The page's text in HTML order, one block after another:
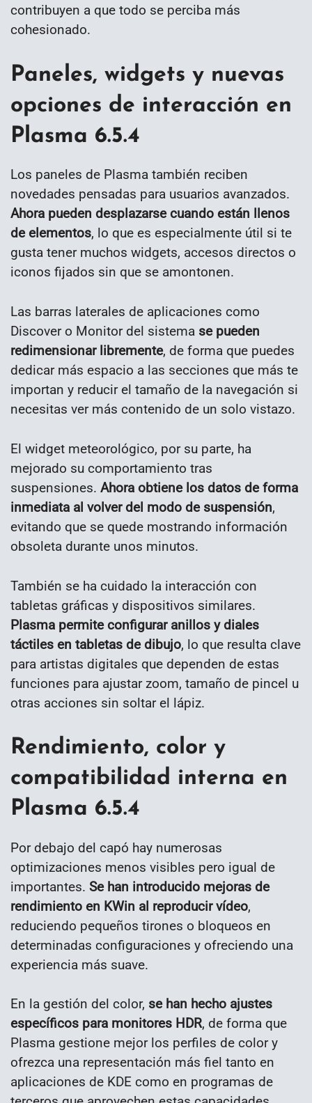
contribuyen a que todo se perciba más
cohesionado.
Paneles, widgets y nuevas
opciones de interacción en
Plasma 6.5.4
Los paneles de Plasma también reciben
novedades pensadas para usuarios avanzados.
Ahora pueden desplazarse cuando están llenos
de elementos, lo que es especialmente útil si te
gusta tener muchos widgets, accesos directos o
iconos fijados sin que se amontonen.
Las barras laterales de aplicaciones como
Discover o Monitor del sistema se pueden
redimensionar libremente, de forma que puedes
dedicar más espacio a las secciones que más te
importan y reducir el tamaño de la navegación si
necesitas ver más contenido de un solo vistazo.
El widget meteorológico, por su parte, ha
mejorado su comportamiento tras
suspensiones. Ahora obtiene los datos de forma
inmediata al volver del modo de suspensión,
evitando que se quede mostrando información
obsoleta durante unos minutos.
También se ha cuidado la interacción con
tabletas gráficas y dispositivos similares.
Plasma permite configurar anillos y diales
táctiles en tabletas de dibujo, lo que resulta clave
para artistas digitales que dependen de estas
funciones para ajustar zoom, tamaño de pincel u
otras acciones sin soltar el lápiz.
Rendimiento, color y
compatibilidad interna en
Plasma 6.5.4
Por debajo del capó hay numerosas
optimizaciones menos visibles pero igual de
importantes. Se han introducido mejoras de
rendimiento en KWin al reproducir vídeo,
reduciendo pequeños tirones o bloqueos en
determinadas configuraciones y ofreciendo una
experiencia más suave.
En la gestión del color, se han hecho ajustes
específicos para monitores HDR, de forma que
Plasma gestione mejor los perfiles de color y
ofrezca una representación más fiel tanto en
aplicaciones de KDE como en programas de